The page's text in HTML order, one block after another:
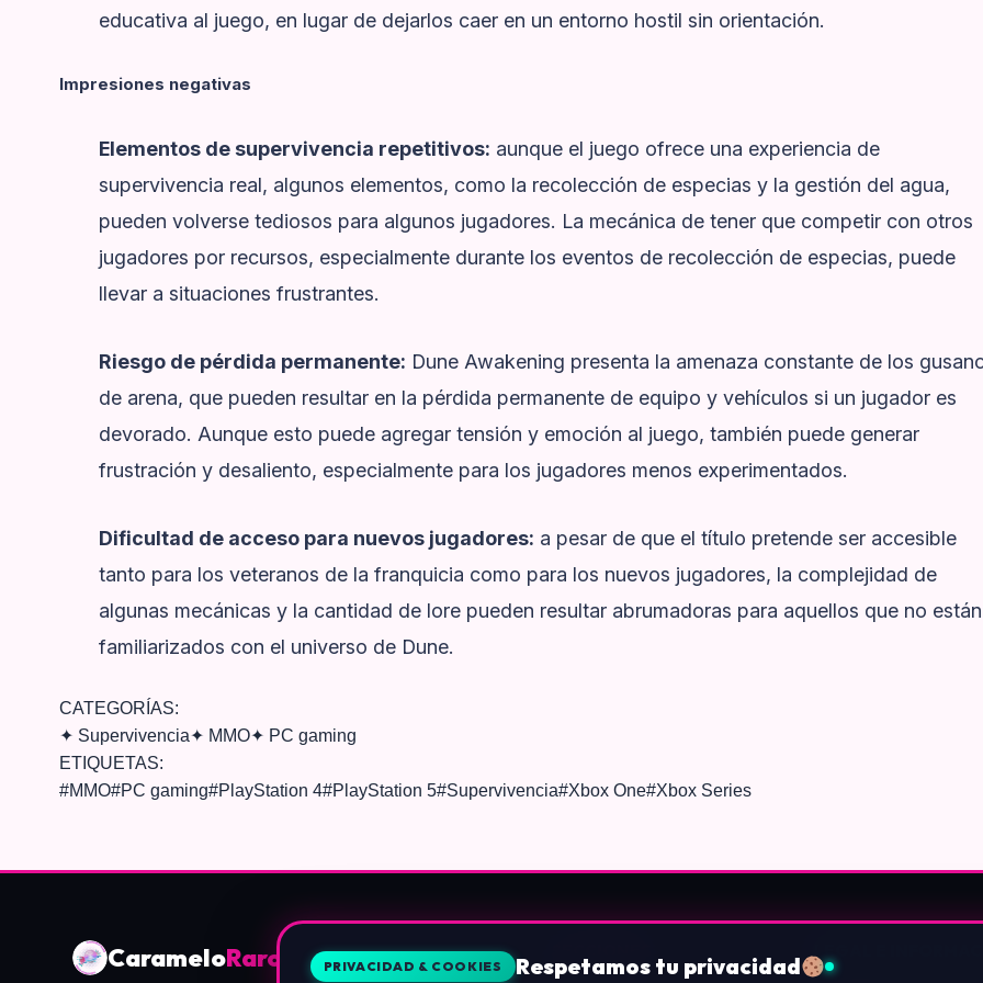
educativa al juego, en lugar de dejarlos caer en un entorno hostil sin orientación.
Impresiones negativas
Elementos de supervivencia repetitivos: aunque el juego ofrece una experiencia de
supervivencia real, algunos elementos, como la recolección de especias y la gestión del agua,
pueden volverse tediosos para algunos jugadores. La mecánica de tener que competir con otros
jugadores por recursos, especialmente durante los eventos de recolección de especias, puede
llevar a situaciones frustrantes.
Riesgo de pérdida permanente: Dune Awakening presenta la amenaza constante de los
de arena, que pueden resultar en la pérdida permanente de equipo y vehículos si un jugador es
devorado. Aunque esto puede agregar tensión y emoción al juego, también puede generar
frustración y desaliento, especialmente para los jugadores menos experimentados.
Dificultad de acceso para nuevos jugadores: a pesar de que el título pretende ser accesible
tanto para los veteranos de la franquicia como para los nuevos jugadores, la complejidad de
algunas mecánicas y la cantidad de lore pueden resultar abrumadoras para aquellos que no están
familiarizados con el universo de Dune.
CATEGORÍAS:
✦ Supervivencia✦ MMO✦ PC gaming
ETIQUETAS:
#MMO#PC gaming#PlayStation 4#PlayStation 5#Supervivencia#Xbox One#Xbox Series
CarameloRaro PRIVACIDAD & COOKIES Respetamos tu privacidad